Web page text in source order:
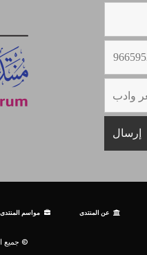
عن المنتدى مواسم المنتدى
© جميع